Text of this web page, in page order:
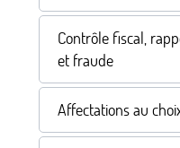
Contrôle fiscal,
et fraude
Affectations au